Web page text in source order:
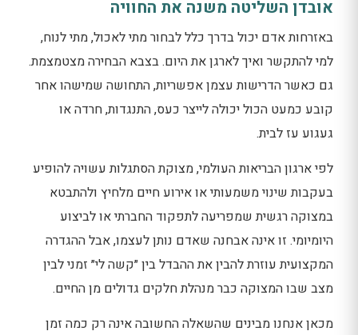
אובדן השליטה משנה את החוויה
באזרחות אדם יכול בדרך כלל לבחור מתי לאכול, מתי לנוח,
למי להתקשר ואיך לארגן את היום. בצבא הבחירה מצטמצמת.
גם כאשר הדרישות עצמן אפשריות, התחושה שמישהו אחר
קובע כמעט הכול יכולה לייצר כעס, התנגדות, חרדה או
געגוע עז לבית.
לפי ארגון הבריאות העולמי, מצוקת הסתגלות עשויה להופיע
בעקבות שינוי משמעותי או אירוע חיים מלחיץ ולהתבטא
במצוקה רגשית שמפריעה לתפקוד החברתי או לביצוע
היומיומי. זו אינה אבחנה שאדם נותן לעצמו, אבל ההגדרה
המקצועית עוזרת להבין את ההבדל בין ״קשה לי״ זמני לבין
מצב שבו המצוקה כבר מנהלת חלקים גדולים מן החיים.
מכאן אנחנו מבינים שהשאלה החשובה אינה רק כמה זמן